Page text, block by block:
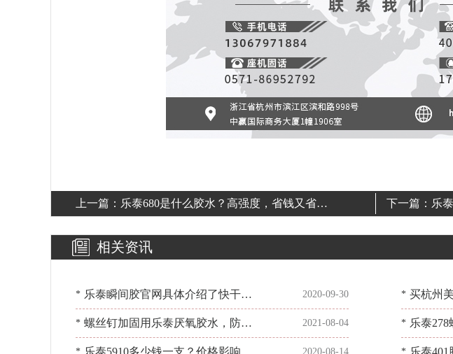
上一篇： 乐泰680是什么胶水？高强度，省钱又省事
下一篇： 乐
相关资讯
* 乐泰瞬间胶官网具体介绍了快干胶
的哪些资料？看[百乐粘胶]
2020-09-30 * 买杭州
胶]—滴
* 螺丝钉加固用乐泰厌氧胶水，防松
又抗振[百乐粘胶]
2021-08-04 * 乐泰
用中需
* 乐泰5910多少钱一支？价格影响因 2020-08-14 * 乐泰